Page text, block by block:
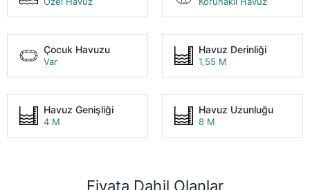
Çocuk Havuzu
Var
Havuz Derinliği
1,55 M
Havuz Genişliği
4 M
Havuz Uzunluğu
8 M
Fiyata Dahil Olanlar